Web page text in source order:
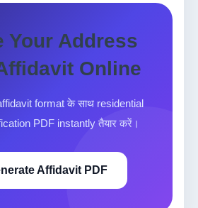
Your Address
Online
format के साथ residential
PDF instantly तैयार करें।
Affidavit PDF